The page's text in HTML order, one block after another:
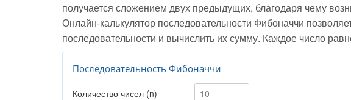
получается сложением двух предыдущих, благодаря чему
Онлайн-калькулятор последовательности Фибоначчи
последовательности и вычислить их сумму. Каждое число
Последовательность Фибоначчи
Количество чисел (n)